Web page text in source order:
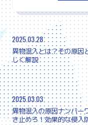
2025.03.28
異物混入とは？その原因
しく解説
2025.03.03
異物混入の原因ナンバー
き止めろ！効果的な侵入